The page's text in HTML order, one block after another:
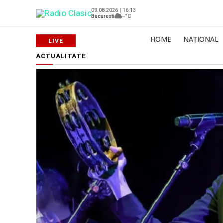
09.08.2026 | 16:13
Bucuresti
--°C
HOME NAȚIONAL
ACTUALITATE